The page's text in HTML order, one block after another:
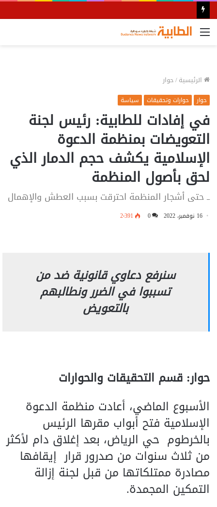
القائمة
الرئيسية/حوار
حوار حوارات وتحقيقات سياسة
في إفادات للطابية: رئيس لجنة
التعويضات بمنظمة الدعوة
الإسلامية يكشف حجم الدمار الذي
لحق بأصول المنظمة
ــ حتى أشجار المنظمة احترقت بسبب العطش والإهمال
16 نوفمبر، 2022 0 2٬391
سنرفع دعاوي قانونية ضد من
تسببوا في الضرر ونطالبهم
بالتعويض
حوار: قسم التحقيقات والحوارات
الأسبوع الماضي، أعادت منظمة الدعوة
الإسلامية فتح أبواب مقرها الرئيس
بالخرطوم حي الرياض، بعد إغلاق دام لأكثر
من ثلاث سنوات من صدرور قرار إيقافها
مصادرة ممتلكاتها من قبل لجنة إزالة
التمكين المجمدة.